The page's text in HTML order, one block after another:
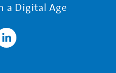
a Digital Age